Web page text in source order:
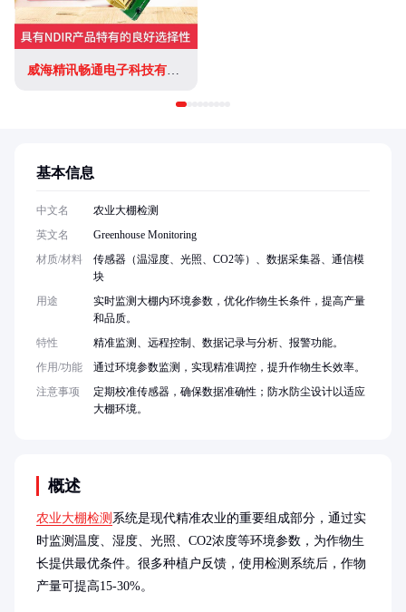
威海精讯畅通电子科技有限公司
概述
农业大棚检测 系统是现代精准农业的重要组成部分，通过实
时监测温度、湿度、光照、CO2浓度等环境参数，为作物生
长提供最优条件。很多种植户反馈，使用检测系统后，作物
产量可提高15-30%。
基本信息
中文名
农业大棚检测
英文名
Greenhouse Monitoring
材质/材料
传感器（温湿度、光照、CO2等）、数据采集器、通信模
块
用途
实时监测大棚内环境参数，优化作物生长条件，提高产量
和品质。
特性
精准监测、远程控制、数据记录与分析、报警功能。
作用/功能
通过环境参数监测，实现精准调控，提升作物生长效率。
注意事项
定期校准传感器，确保数据准确性；防水防尘设计以适应
大棚环境。